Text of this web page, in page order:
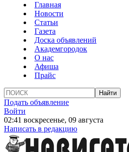
Главная
Новости
Статьи
Газета
Доска объявлений
Академгородок
О нас
Афиша
Прайс
Подать объявление
Войти
02:41 воскресенье, 09 августа
Написать в редакцию